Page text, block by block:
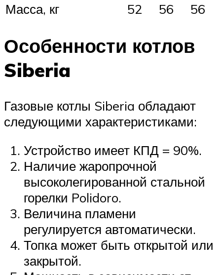
Масса, кг
52 56 56
Особенности котлов
Siberia
Газовые котлы Siberia обладают
следующими характеристиками:
Устройство имеет КПД = 90%.
Наличие жаропрочной
высоколегированной стальной
горелки Polidoro.
Величина пламени
регулируется автоматически.
Топка может быть открытой или
закрытой.